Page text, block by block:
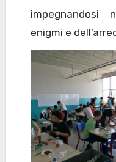
impegnandosi
enigmi e